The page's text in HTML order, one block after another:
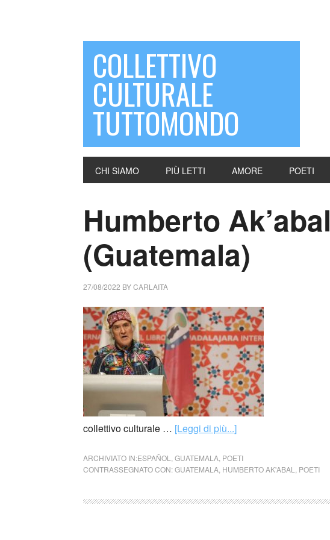
COLLETTIVO
CULTURALE
TUTTOMONDO
CHI SIAMO PIÙ LETTI AMORE POETI
Humberto Ak’abal
(Guatemala)
27/08/2022 BYCARLAITA
collettivo culturale … [Leggi di più...]
ARCHIVIATO IN:ESPAÑOL GUATEMALA POETI
CONTRASSEGNATO CON:GUATEMALA HUMBERTO AK'ABAL POETI